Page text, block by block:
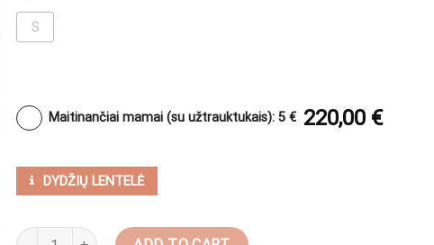
S
Maitinančiai mamai (su užtrauktukais): 5 € 220,00 €
DYDŽIŲ LENTELĖ
Plevesuojanti "Versace kolekcinė rožinė" quantity